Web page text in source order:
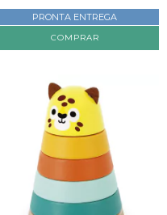
PRONTA ENTREGA